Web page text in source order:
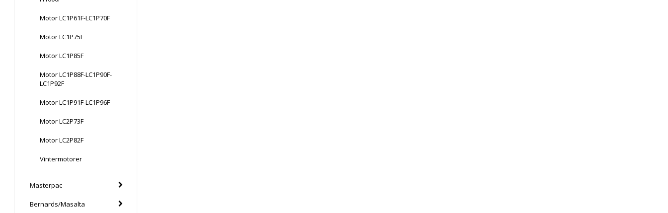
Motor LC1P61F-LC1P70F
Motor LC1P75F
Motor LC1P85F
Motor LC1P88F-LC1P90F-
LC1P92F
Motor LC1P91F-LC1P96F
Motor LC2P73F
Motor LC2P82F
Vintermotorer
Masterpac
Bernards/Masalta